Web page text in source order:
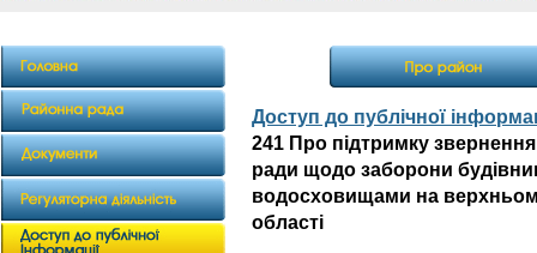
Доступ до публічної
241 Про підтримку
ради щодо заборони
водосховищами на верхньому
області